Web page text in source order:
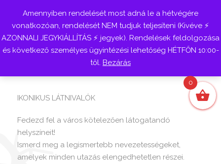
Belépés
IKONIKUS LÁTNIVALÓK
Fedezd fel a város kötelezően látogatandó
helyszíneit!
Ismerd meg a legismertebb nevezetességeket,
amelyek minden utazás elengedhetetlen részei.
Amennyiben rendelését most adná le a hétvégére
vonatkozóan, rendelését NEM tudjuk teljesíteni (Kivéve ⚡
AZONNALI JEGYKIÁLLÍTÁS ⚡ jegyek). Rendelések feldolgozása
és következő személyes ügyintézési lehetőség HÉTFŐN 10:00-
től. Bezárás
0